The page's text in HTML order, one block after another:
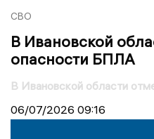
СВО
В Ивановской
опасности БПЛА
В Ивановской области
06/07/2026 09:16